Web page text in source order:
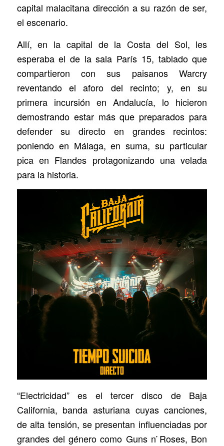
capital malacitana dirección a su razón de ser,
el escenario.
Allí, en la capital de la Costa del Sol, les
esperaba el de la sala París 15, tablado que
compartieron con sus paisanos Warcry
reventando el aforo del recinto; y, en su
primera incursión en Andalucía, lo hicieron
demostrando estar más que preparados para
defender su directo en grandes recintos:
poniendo en Málaga, en suma, su particular
pica en Flandes protagonizando una velada
para la historia.
“Electricidad” es el tercer disco de Baja
California, banda asturiana cuyas canciones,
de alta tensión, se presentan influenciadas por
grandes del género como Guns n ́Roses, Bon